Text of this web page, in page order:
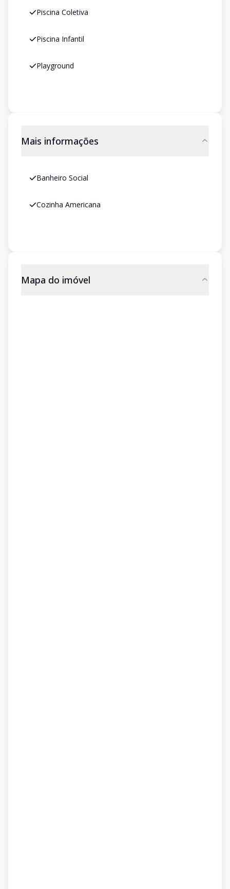
Piscina Coletiva
Piscina Infantil
Playground
Mais informações
Banheiro Social
Cozinha Americana
Mapa do imóvel